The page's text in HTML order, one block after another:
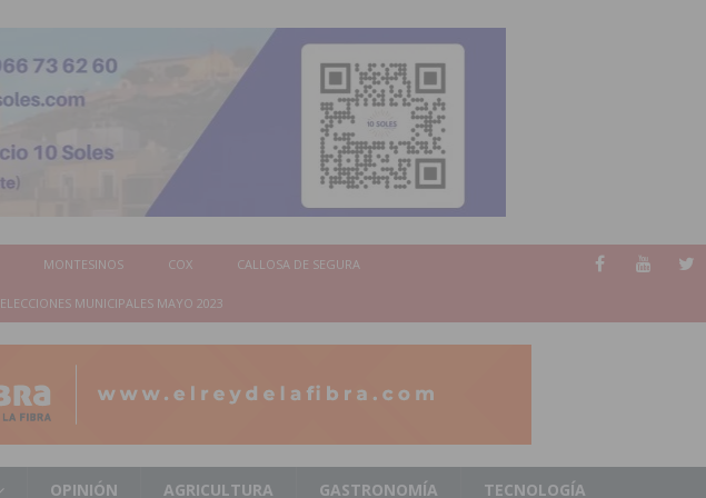
MONTESINOS COX CALLOSA DE SEGURA
ELECCIONES MUNICIPALES MAYO 2023
OPINIÓN AGRICULTURA GASTRONOMÍA TECNOLOGÍA